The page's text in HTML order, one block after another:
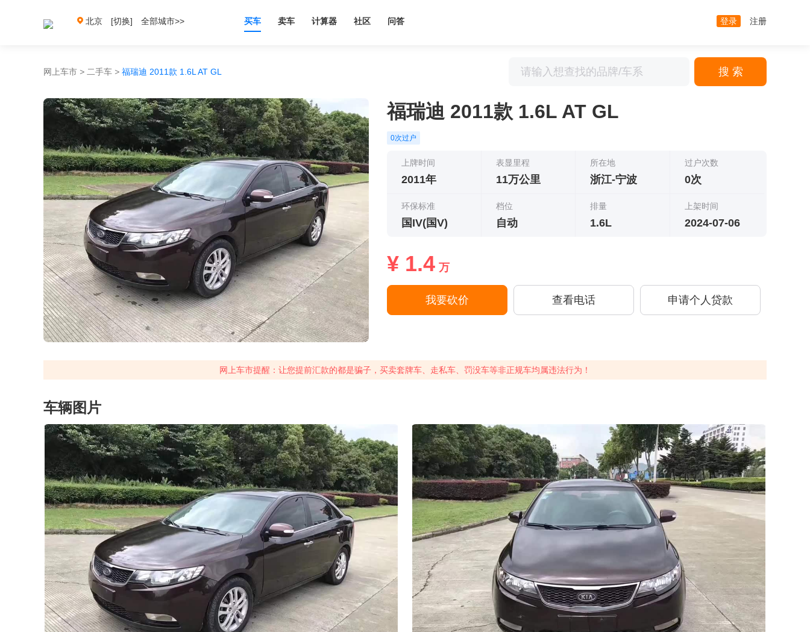
北京 [切换] 全部城市>> 买车 卖车 计算器 社区 问答 登录 注册
网上车市 > 二手车 > 福瑞迪 2011款 1.6L AT GL 搜 索
福瑞迪 2011款 1.6L AT GL
0次过户
上牌时间
2011年
表显里程
11万公里
所在地
浙江-宁波
过户次数
0次
环保标准
国IV(国V)
档位
自动
排量
1.6L
上架时间
2024-07-06
¥ 1.4 万
我要砍价 查看电话 申请个人贷款
网上车市提醒：让您提前汇款的都是骗子，买卖套牌车、走私车、罚没车等非正规车均属违法行为！
车辆图片